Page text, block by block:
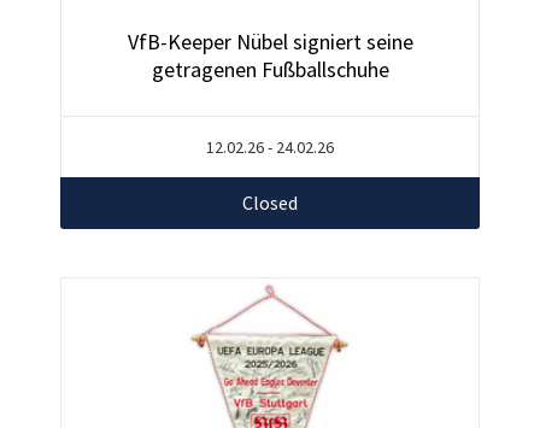
VfB-Keeper Nübel signiert seine
getragenen Fußballschuhe
12.02.26 - 24.02.26
Closed